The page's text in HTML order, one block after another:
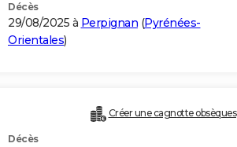
Décès
29/08/2025 à Perpignan (Pyrénées-
Orientales)
Créer une cagnotte obsèques
Décès